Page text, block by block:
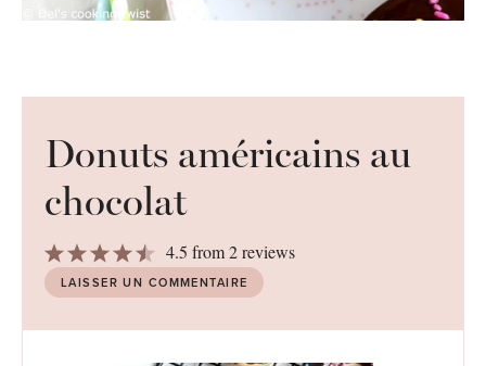
Donuts américains au
chocolat
Stars
4
Stars
3
Stars
2
Stars
1
Star
4.5 from2reviews
LAISSER UN COMMENTAIRE